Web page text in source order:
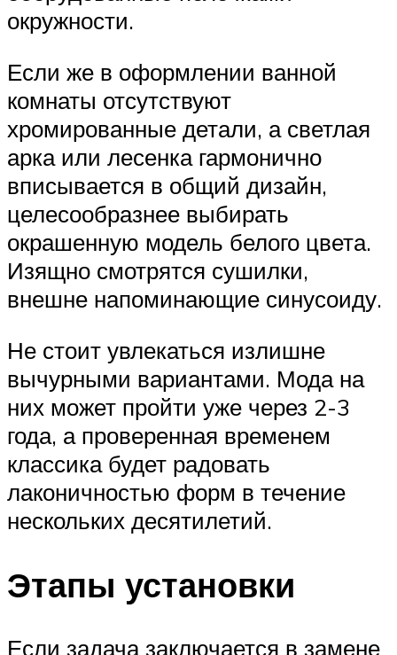
окружности.
Если же в оформлении ванной
комнаты отсутствуют
хромированные детали, а светлая
арка или лесенка гармонично
вписывается в общий дизайн,
целесообразнее выбирать
окрашенную модель белого цвета.
Изящно смотрятся сушилки,
внешне напоминающие синусоиду.
Не стоит увлекаться излишне
вычурными вариантами. Мода на
них может пройти уже через 2-3
года, а проверенная временем
классика будет радовать
лаконичностью форм в течение
нескольких десятилетий.
Этапы установки
Если задача заключается в замене